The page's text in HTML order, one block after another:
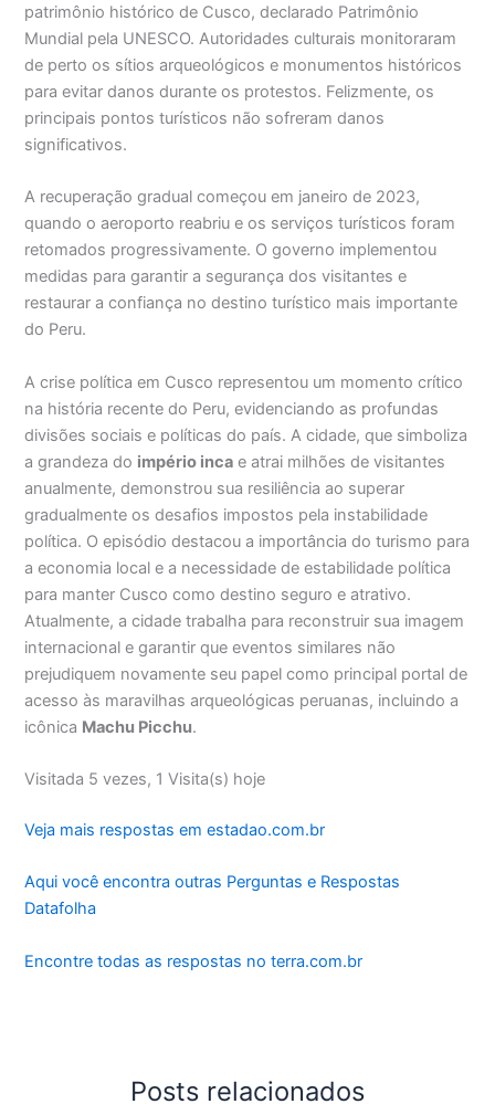
patrimônio histórico de Cusco, declarado Patrimônio
Mundial pela UNESCO. Autoridades culturais monitoraram
de perto os sítios arqueológicos e monumentos históricos
para evitar danos durante os protestos. Felizmente, os
principais pontos turísticos não sofreram danos
significativos.
A recuperação gradual começou em janeiro de 2023,
quando o aeroporto reabriu e os serviços turísticos foram
retomados progressivamente. O governo implementou
medidas para garantir a segurança dos visitantes e
restaurar a confiança no destino turístico mais importante
do Peru.
A crise política em Cusco representou um momento crítico
na história recente do Peru, evidenciando as profundas
divisões sociais e políticas do país. A cidade, que simboliza
a grandeza do império inca e atrai milhões de visitantes
anualmente, demonstrou sua resiliência ao superar
gradualmente os desafios impostos pela instabilidade
política. O episódio destacou a importância do turismo para
a economia local e a necessidade de estabilidade política
para manter Cusco como destino seguro e atrativo.
Atualmente, a cidade trabalha para reconstruir sua imagem
internacional e garantir que eventos similares não
prejudiquem novamente seu papel como principal portal de
acesso às maravilhas arqueológicas peruanas, incluindo a
icônica Machu Picchu.
Visitada 5 vezes, 1 Visita(s) hoje
Veja mais respostas em estadao.com.br
Aqui você encontra outras Perguntas e Respostas
Datafolha
Encontre todas as respostas no terra.com.br
Posts relacionados